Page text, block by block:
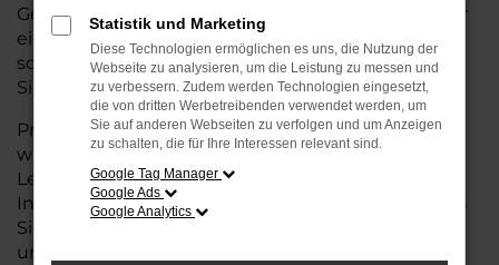
Gebrauchtwagen geht. Wir bieten Ihnen nicht nur
eine große Auswahl an geprüften Fahrzeugen,
sondern auch eine fachkundige Beratung, damit
Sie das für Sie passende Modell finden.
Profitieren Sie von unseren zusätzlichenServices
wie attraktiven Finanzierungsmöglichkeiten,
Leasingangeboten und der bequemen
Inzahlungnahme Ihres alten Fahrzeugs. Besuchen
Sie uns und überzeugen Sie sich von der Qualität
und dem Service, den wir Ihnen bieten!
Statistik und Marketing
Diese Technologien ermöglichen es uns, die Nutzung der
Webseite zu analysieren, um die Leistung zu messen und
zu verbessern. Zudem werden Technologien eingesetzt,
die von dritten Werbetreibenden verwendet werden, um
Sie auf anderen Webseiten zu verfolgen und um Anzeigen
zu schalten, die für Ihre Interessen relevant sind.
Google Tag Manager
Google Ads
Google Analytics